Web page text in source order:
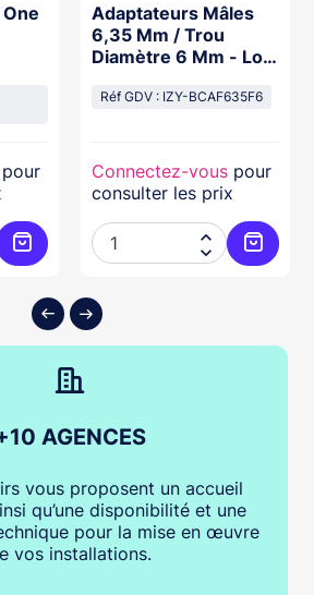
pour
Ajouter au panier
Adaptateurs Mâles
6,35 Mm / Trou
Diamètre 6 Mm - Lot
Réf GDV : IZY-BCAF635F6
Connectez-vous pour
consulter les prix


AGENCES
vous proposent un accueil
qu’une disponibilité et une
pour la mise en œuvre
vos installations.